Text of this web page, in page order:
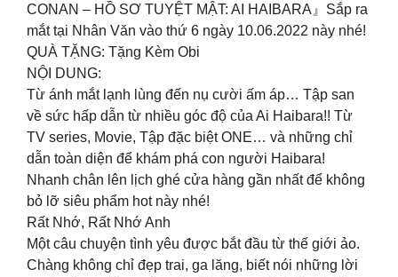
CONAN – HỒ SƠ TUYỆT MẬT: AI HAIBARA』Sắp ra
mắt tại Nhân Văn vào thứ 6 ngày 10.06.2022 này nhé!
QUÀ TẶNG: Tặng Kèm Obi
NỘI DUNG:
Từ ánh mắt lạnh lùng đến nụ cười ấm áp… Tập san
về sức hấp dẫn từ nhiều góc độ của Ai Haibara!! Từ
TV series, Movie, Tập đặc biệt ONE… và những chỉ
dẫn toàn diện để khám phá con người Haibara!
Nhanh chân lên lịch ghé cửa hàng gần nhất để không
bỏ lỡ siêu phẩm hot này nhé!
Rất Nhớ, Rất Nhớ Anh
Một câu chuyện tình yêu được bắt đầu từ thế giới ảo.
Chàng không chỉ đẹp trai, ga lăng, biết nói những lời